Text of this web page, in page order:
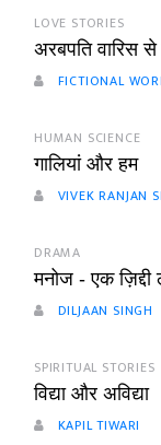
LOVE STORIES
अरबपति वारिस
FICTIONAL
HUMAN SCIENCE
गालियां और हम
VIVEK RANJAN
DRAMA
मनोज - एक
DILJAAN SINGH
SPIRITUAL STORIES
विद्या और अविद्या
KAPIL TIWARI